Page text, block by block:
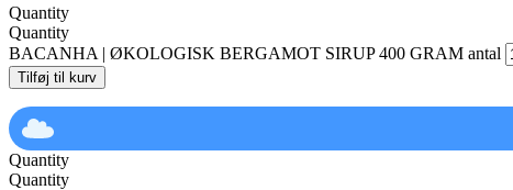
Quantity
Quantity
BACANHA | ØKOLOGISK BERGAMOT SIRUP 400 GRAM antal
Tilføj til kurv
Quantity
Quantity